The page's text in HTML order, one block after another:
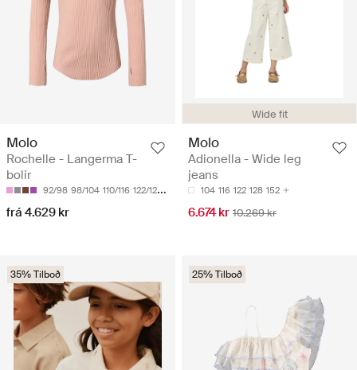
Molo
Rochelle - Langerma T-
bolir
92/98 98/104 110/116 122/128 134/140
frá 4.629 kr
Wide fit
Molo
Adionella - Wide leg
jeans
104 116 122 128 152
6.674 kr 10.269 kr
35% Tilboð 25% Tilboð